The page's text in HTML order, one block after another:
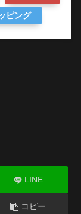
ピング
LINE
コピー